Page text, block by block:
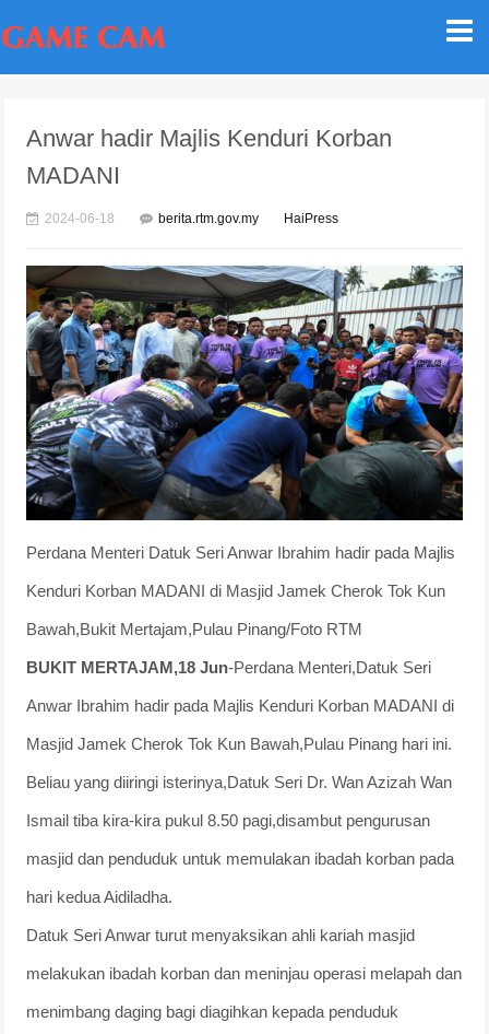
Anwar hadir Majlis Kenduri Korban
MADANI
2024-06-18 berita.rtm.gov.my HaiPress
Perdana Menteri Datuk Seri Anwar Ibrahim hadir pada Majlis
Kenduri Korban MADANI di Masjid Jamek Cherok Tok Kun
Bawah,Bukit Mertajam,Pulau Pinang/Foto RTM
BUKIT MERTAJAM,18 Jun-Perdana Menteri,Datuk Seri
Anwar Ibrahim hadir pada Majlis Kenduri Korban MADANI di
Masjid Jamek Cherok Tok Kun Bawah,Pulau Pinang hari ini.
Beliau yang diiringi isterinya,Datuk Seri Dr. Wan Azizah Wan
Ismail tiba kira-kira pukul 8.50 pagi,disambut pengurusan
masjid dan penduduk untuk memulakan ibadah korban pada
hari kedua Aidiladha.
Datuk Seri Anwar turut menyaksikan ahli kariah masjid
melakukan ibadah korban dan meninjau operasi melapah dan
menimbang daging bagi diagihkan kepada penduduk